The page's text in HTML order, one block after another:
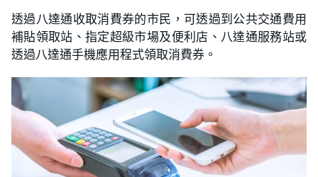
透過八達通收取消費券的市民，可透過到公共交通費用
補貼領取站、指定超級市場及便利店、八達通服務站或
透過八達通手機應用程式領取消費券。